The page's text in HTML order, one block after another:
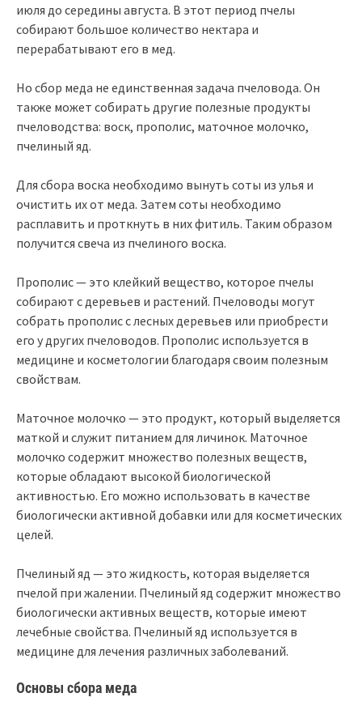
июля до середины августа. В этот период пчелы
собирают большое количество нектара и
перерабатывают его в мед.
Но сбор меда не единственная задача пчеловода. Он
также может собирать другие полезные продукты
пчеловодства: воск, прополис, маточное молочко,
пчелиный яд.
Для сбора воска необходимо вынуть соты из улья и
очистить их от меда. Затем соты необходимо
расплавить и проткнуть в них фитиль. Таким образом
получится свеча из пчелиного воска.
Прополис — это клейкий вещество, которое пчелы
собирают с деревьев и растений. Пчеловоды могут
собрать прополис с лесных деревьев или приобрести
его у других пчеловодов. Прополис используется в
медицине и косметологии благодаря своим полезным
свойствам.
Маточное молочко — это продукт, который выделяется
маткой и служит питанием для личинок. Маточное
молочко содержит множество полезных веществ,
которые обладают высокой биологической
активностью. Его можно использовать в качестве
биологически активной добавки или для косметических
целей.
Пчелиный яд — это жидкость, которая выделяется
пчелой при жалении. Пчелиный яд содержит множество
биологически активных веществ, которые имеют
лечебные свойства. Пчелиный яд используется в
медицине для лечения различных заболеваний.
Основы сбора меда